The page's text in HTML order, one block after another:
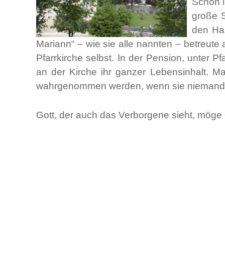
große
den
Mariann“ – wie sie alle nannten –
Pfarrkirche selbst. In der Pension, unter
an der Kirche ihr ganzer Lebensinhalt.
wahrgenommen werden, wenn sie
Gott, der auch das Verborgene sieht,